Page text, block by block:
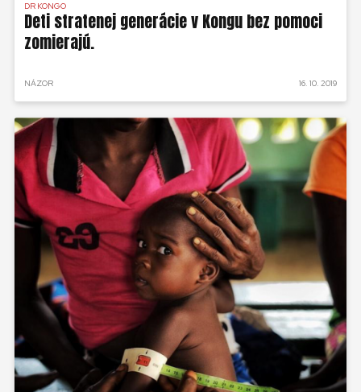
DR KONGO
Deti stratenej generácie v Kongu bez pomoci
zomierajú.
NÁZOR 16. 10. 2019